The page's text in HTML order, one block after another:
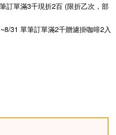
訂單滿3千現折2百 (限折乙次，部
31 單筆訂單滿2千贈濾掛咖啡2入